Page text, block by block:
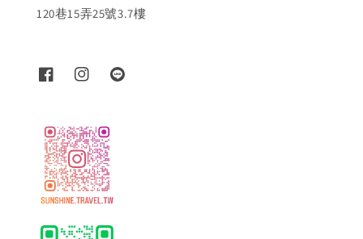
120巷15弄25號3.7樓